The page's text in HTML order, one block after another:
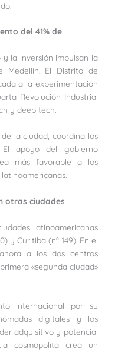
del 41% de
la inversión impulsan la
Medellín. El Distrito de
a la experimentación
Revolución Industrial
y deep tech.
la ciudad, coordina los
El apoyo del gobierno
más favorable a los
otras ciudades
latinoamericanas
y Curitiba (nº 149). En el
a los dos centros
«segunda ciudad»
internacional por su
digitales y los
adquisitivo y potencial
cosmopolita crea un